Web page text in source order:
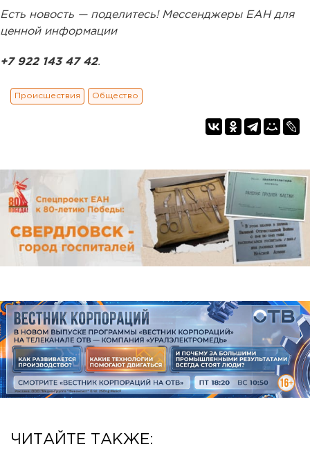
Есть новость — поделитесь! Мессенджеры ЕАН для
ценной информации
+7 922 143 47 42.
Происшествия Общество
ЧИТАЙТЕ ТАКЖЕ: